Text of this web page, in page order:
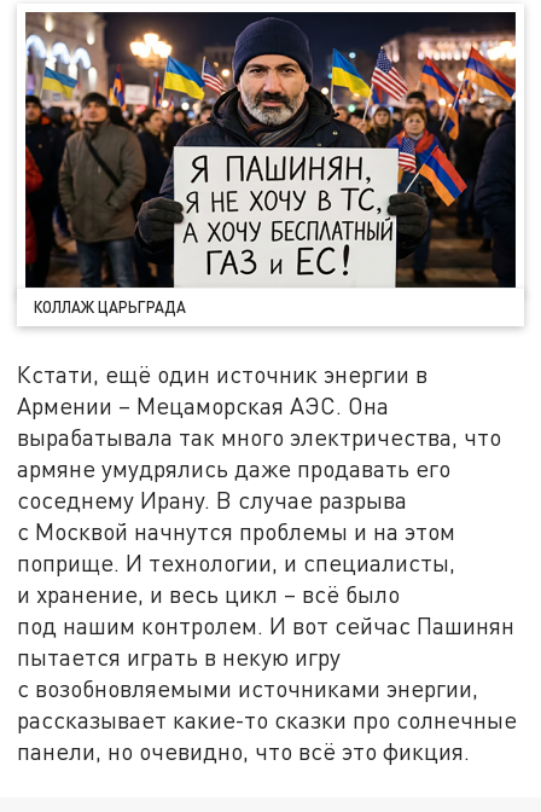
КОЛЛАЖ ЦАРЬГРАДА
Кстати, ещё один источник энергии в
Армении – Мецаморская АЭС. Она
вырабатывала так много электричества, что
армяне умудрялись даже продавать его
соседнему Ирану. В случае разрыва
с Москвой начнутся проблемы и на этом
поприще. И технологии, и специалисты,
и хранение, и весь цикл – всё было
под нашим контролем. И вот сейчас Пашинян
пытается играть в некую игру
с возобновляемыми источниками энергии,
рассказывает какие-то сказки про солнечные
панели, но очевидно, что всё это фикция.